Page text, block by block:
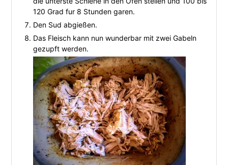
120 Grad fur 8 Stunden garen.
Den Sud abgießen.
Das Fleisch kann nun wunderbar mit zwei Gabeln
gezupft werden.